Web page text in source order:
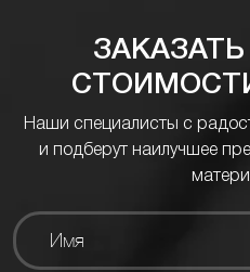
ЗАКАЗАТЬ
Наши специалисты с
и подберут наилучшее